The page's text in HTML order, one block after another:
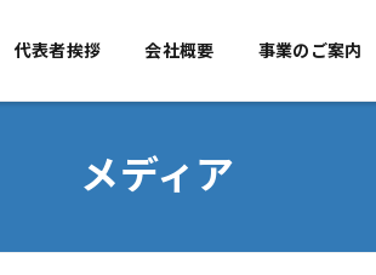
TOPページ 代表者挨拶
代表者挨拶 会社概要 事業のご案内
メディア